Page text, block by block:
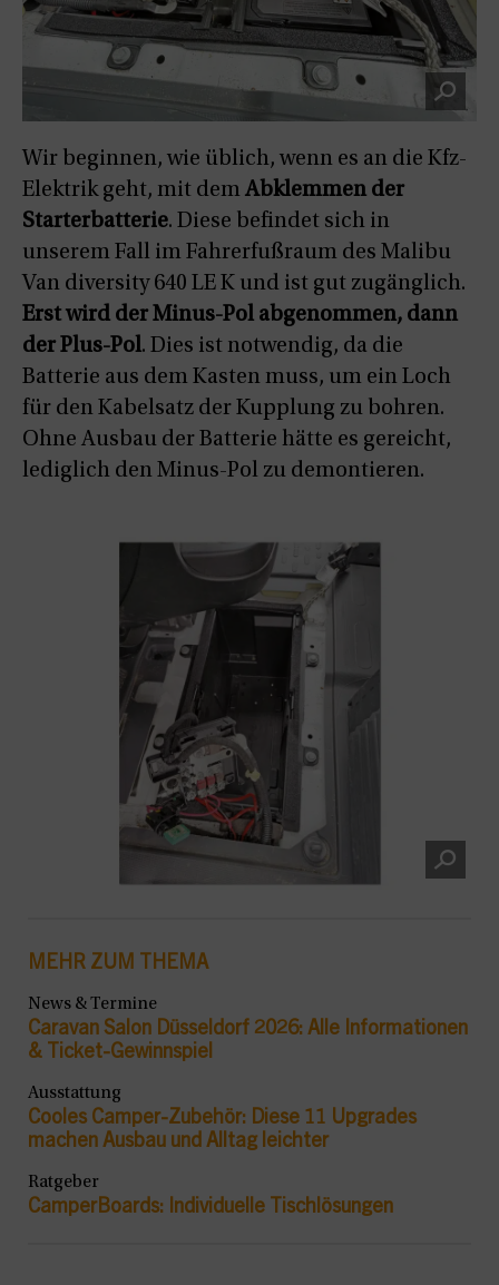
Wir beginnen, wie üblich, wenn es an die Kfz-
Elektrik geht, mit dem Abklemmen der
Starterbatterie. Diese befindet sich in
unserem Fall im Fahrerfußraum des Malibu
Van diversity 640 LE K und ist gut zugänglich.
Erst wird der Minus-Pol abgenommen, dann
der Plus-Pol. Dies ist notwendig, da die
Batterie aus dem Kasten muss, um ein Loch
für den Kabelsatz der Kupplung zu bohren.
Ohne Ausbau der Batterie hätte es gereicht,
lediglich den Minus-Pol zu demontieren.
MEHR ZUM THEMA
News & Termine
Caravan Salon Düsseldorf 2026: Alle Informationen
& Ticket-Gewinnspiel
Ausstattung
Cooles Camper-Zubehör: Diese 11 Upgrades
machen Ausbau und Alltag leichter
Ratgeber
CamperBoards: Individuelle Tischlösungen